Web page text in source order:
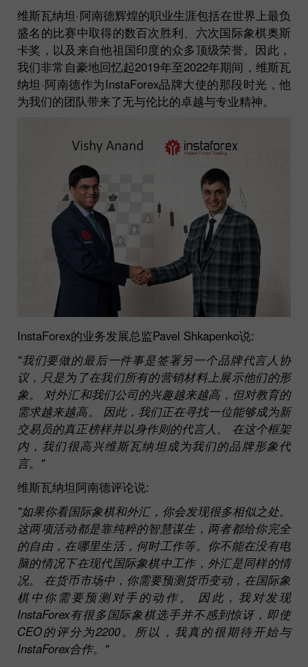
维斯瓦纳坦·阿南德辉煌的职业生涯包括在世界上最负
盛名的比赛中取得的数百次胜利、六次国际象棋奥斯
卡奖，以及来自他祖国印度的众多顶级荣誉。因此，
我们非常自豪地回忆起2019年至2022年期间，维斯瓦
纳坦·阿南德作为InstaForex品牌大使的那段时光，他
为我们的团队带来了无与伦比的卓越与专业精神。
InstaForex的业务发展总监Pavel Shkapenko说:
"我们要做的最后一件事是签署另一个品牌代言人协
议，只是为了在我们所有的营销材料上展示他们的形
象。 对外汇和我们公司的兴趣越来越高，但对教育的
需求越来越高。 因此，我们正在寻找一位能够成为新
交易员的真正榜样并以身作则的代言人。 在这个框架
内，我们很高兴维斯瓦纳坦成为我们的品牌形象代
言。"
维斯瓦纳坦阿南德评论说:
"如果你看国际象棋和外汇，你会发现很多相似之处。
这两项活动都是靠纯粹的智慧谋生，两者都给你完全
的自由，在哪里生活，何时工作等。你不能在没有电
脑的情况下在现代国际象棋中工作，外汇是同样的情
况。 在货币市场中，你需要预测货币变动，在国际象
棋中你需要预测对手的动作。 因此，我对发现
InstaForex有很多国际象棋选手并不感到惊讶，即使
CEO的评分为2200。所以，我真的很期待开始与
InstaForex合作。"